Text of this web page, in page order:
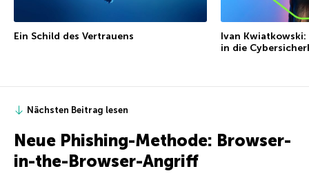
Ein Schild des Vertrauens
Ivan
in die
Nächsten Beitrag lesen
Neue Phishing-Methode: Browser-
in-the-Browser-Angriff